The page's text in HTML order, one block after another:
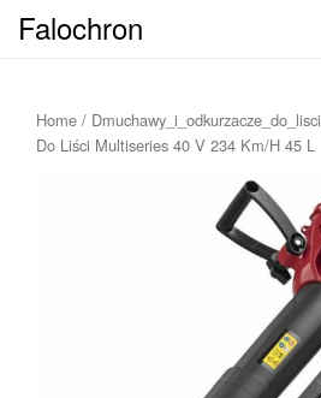
Falochron
Home / Dmuchawy_i_odkurzacze_do_lisci
Do Liści Multiseries 40 V 234 Km/H 45 L